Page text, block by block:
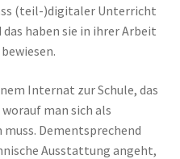
(teil-)digitaler Unterricht
haben sie in ihrer Arbeit
Internat zur Schule, das
man sich als
Dementsprechend
Ausstattung angeht,